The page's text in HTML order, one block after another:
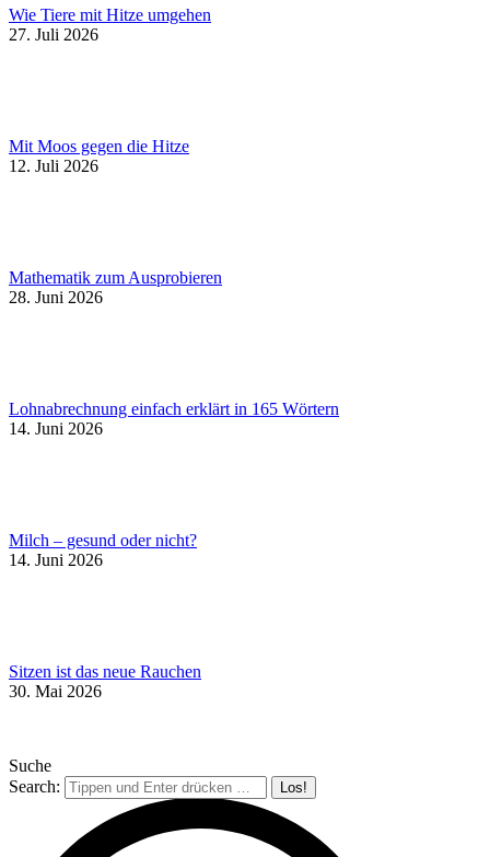
Wie Tiere mit Hitze umgehen
27. Juli 2026
Mit Moos gegen die Hitze
12. Juli 2026
Mathematik zum Ausprobieren
28. Juni 2026
Lohnabrechnung einfach erklärt in 165 Wörtern
14. Juni 2026
Milch – gesund oder nicht?
14. Juni 2026
Sitzen ist das neue Rauchen
30. Mai 2026
Suche
Search: